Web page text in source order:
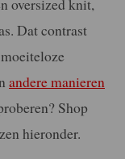
Dat contrast
andere manieren
Shop
hieronder.